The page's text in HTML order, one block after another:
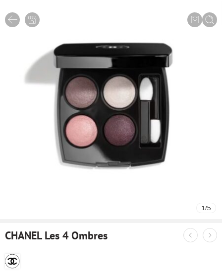
1/5
CHANEL Les 4 Ombres